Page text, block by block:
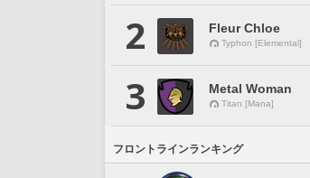
2 Fleur Chloe
Typhon [Elemental]
3 Metal Woman
Titan [Mana]
フロントラインランキング